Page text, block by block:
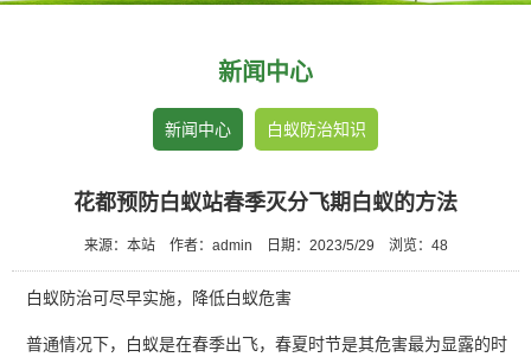
新闻中心
新闻中心 白蚁防治知识
花都预防白蚁站春季灭分飞期白蚁的方法
来源：本站 作者：admin 日期：2023/5/29 浏览： 48
白蚁防治可尽早实施，降低白蚁危害
普通情况下，白蚁是在春季出飞，春夏时节是其危害最为显露的时